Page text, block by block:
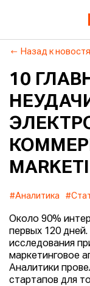
Назад к
10
#Аналитика
Около 90%
первых 120
исследования
маркетинговое
Аналитики
стартапов для